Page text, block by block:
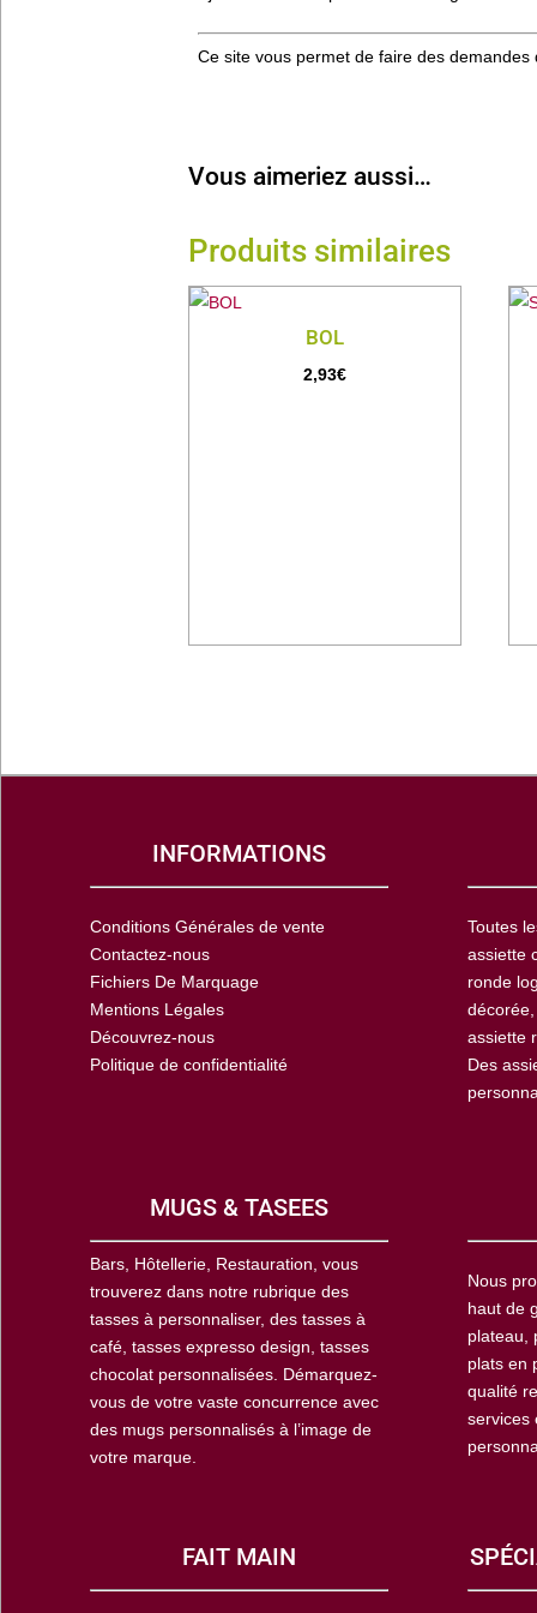
Ce site vous permet de faire des
Vous aimeriez aussi…
Produits similaires
BOL
2,93€
INFORMATIONS
Conditions Générales de vente
Contactez-nous
Fichiers De Marquage
Mentions Légales
Découvrez-nous
Politique de confidentialité
Toutes
assiette
ronde
assiette
Des
MUGS & TASEES
Bars, Hôtellerie, Restauration, vous
trouverez dans notre rubrique des
tasses à personnaliser, des tasses à
café, tasses expresso design, tasses
chocolat personnalisées. Démarquez-
vous de votre vaste concurrence avec
des mugs personnalisés à l’image de
votre marque.
Nous
haut de
plateau,
plats en
qualité
services
FAIT MAIN